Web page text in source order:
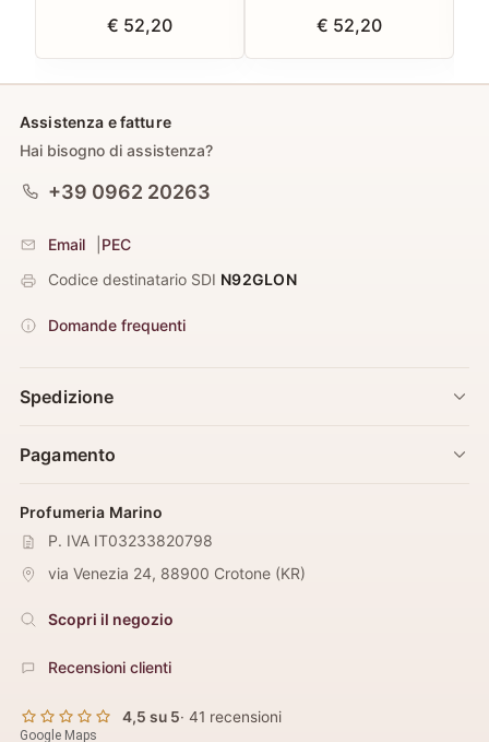
€ 52,20 € 52,20
Assistenza e fatture
Hai bisogno di assistenza?
+39 0962 20263
Email
PEC
Codice destinatario SDI N92GLON
Domande frequenti
Spedizione
Pagamento
Profumeria Marino
P. IVA IT03233820798
via Venezia 24, 88900 Crotone (KR)
Scopri il negozio
Recensioni clienti
4,5 su 5· 41 recensioni
Google Maps